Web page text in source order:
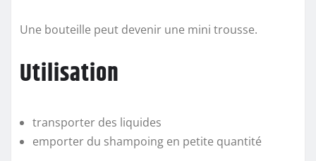
Une bouteille peut devenir une mini trousse.
Utilisation
transporter des liquides
emporter du shampoing en petite quantité